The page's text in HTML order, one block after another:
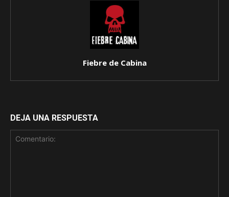
Fiebre de Cabina
DEJA UNA RESPUESTA